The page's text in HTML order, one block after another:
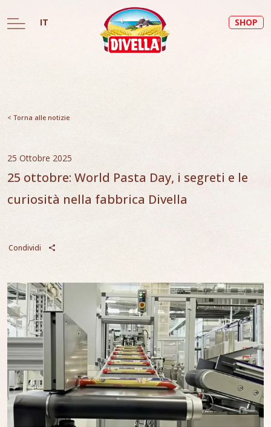
IT SHOP
< Torna alle notizie
25 Ottobre 2025
25 ottobre: World Pasta Day, i segreti e le
curiosità nella fabbrica Divella
Condividi